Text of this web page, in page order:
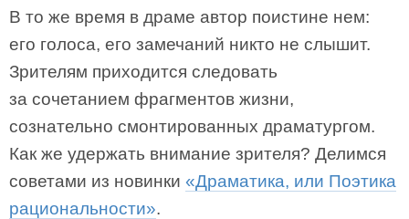
В то же время в драме автор поистине нем:
его голоса, его замечаний никто не слышит.
Зрителям приходится следовать
за сочетанием фрагментов жизни,
сознательно смонтированных драматургом.
Как же удержать внимание зрителя? Делимся
советами из новинки «Драматика, или Поэтика
рациональности».